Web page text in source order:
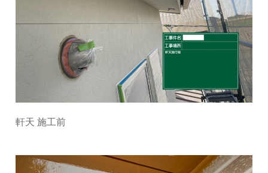
軒天 施工前